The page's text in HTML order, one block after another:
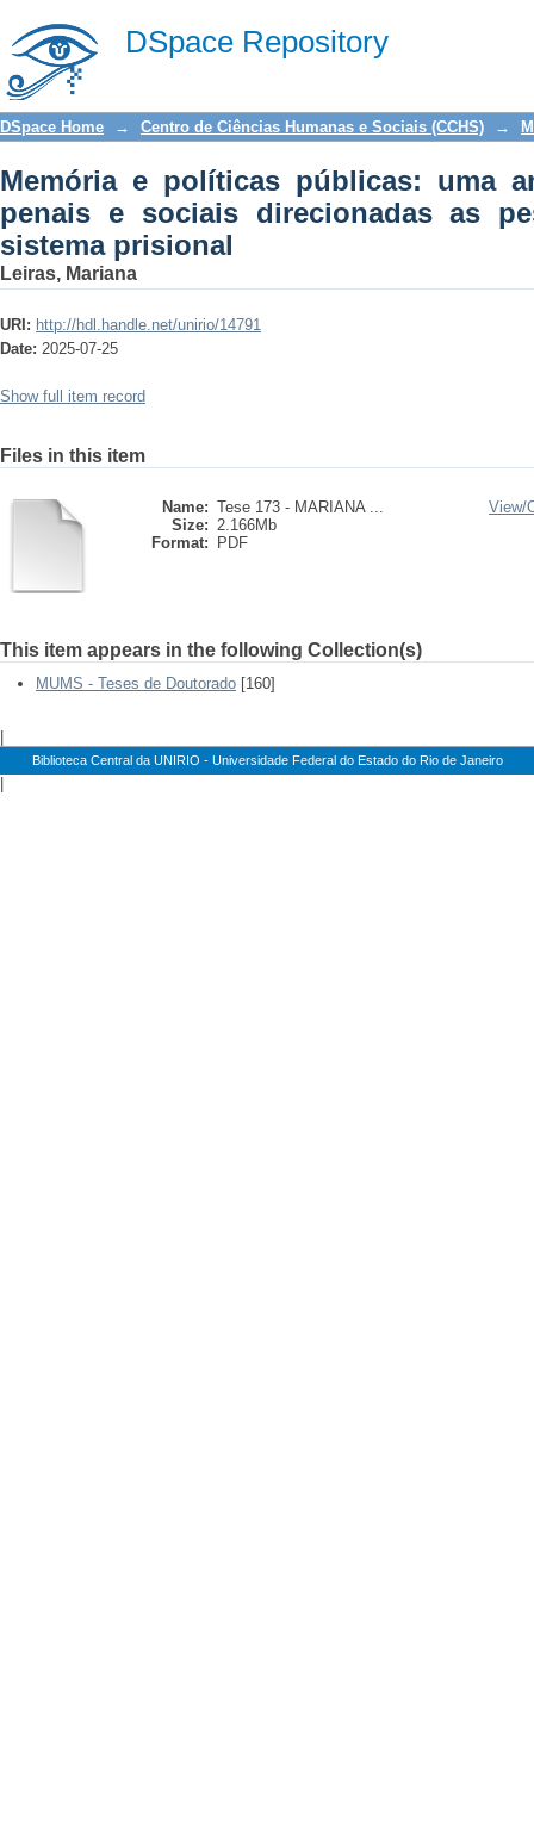
DSpace Repository
Memória e políticas públicas:
direcionadas as pessoas egressas do
DSpace Home → Centro de Ciências Humanas e Sociais (CCHS) →
Memória e políticas públicas: uma
penais e sociais direcionadas as
sistema prisional
Leiras, Mariana
URI: http://hdl.handle.net/unirio/14791
Date: 2025-07-25
Show full item record
Files in this item
Name: Tese 173 - MARIANA ...
Size: 2.166Mb
Format:
PDF
View/
This item appears in the following Collection(s)
MUMS - Teses de Doutorado [160]
Biblioteca Central da UNIRIO - Universidade Federal do Estado do Rio de Janeiro